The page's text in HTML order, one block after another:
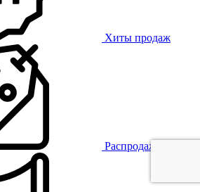
Хиты продаж
Распродажа